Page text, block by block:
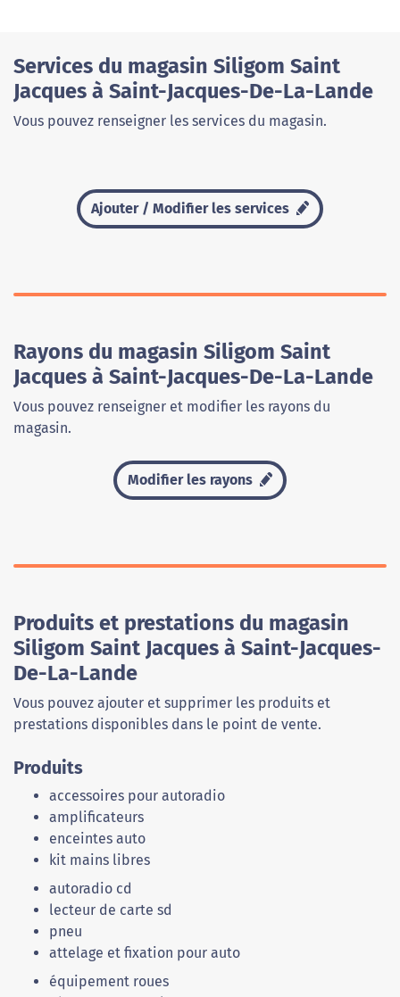
Services du magasin Siligom Saint
Jacques à Saint-Jacques-De-La-Lande
Vous pouvez renseigner les services du magasin.
Ajouter / Modifier les services
Rayons du magasin Siligom Saint
Jacques à Saint-Jacques-De-La-Lande
Vous pouvez renseigner et modifier les rayons du
magasin.
Modifier les rayons
Produits et prestations du magasin
Siligom Saint Jacques à Saint-Jacques-
De-La-Lande
Vous pouvez ajouter et supprimer les produits et
prestations disponibles dans le point de vente.
Produits
accessoires pour autoradio
amplificateurs
enceintes auto
kit mains libres
autoradio cd
lecteur de carte sd
pneu
attelage et fixation pour auto
équipement roues